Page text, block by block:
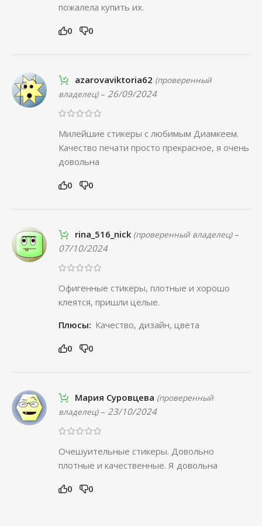
пожалела купить их.
0 0
azarovaviktoria62 (проверенный
владелец) – 26/09/2024
Милейшие стикеры с любимым Диамкеем.
Качество печати просто прекрасное, я очень
довольна
0 0
rina_516_nick (проверенный владелец) –
07/10/2024
Офигенные стикеры, плотные и хорошо
клеятся, пришли целые.
Плюсы: Качество, дизайн, цвета
0 0
Мария Суровцева (проверенный
владелец) – 23/10/2024
Очешуительные стикеры. Довольно
плотные и качественные. Я довольна
0 0